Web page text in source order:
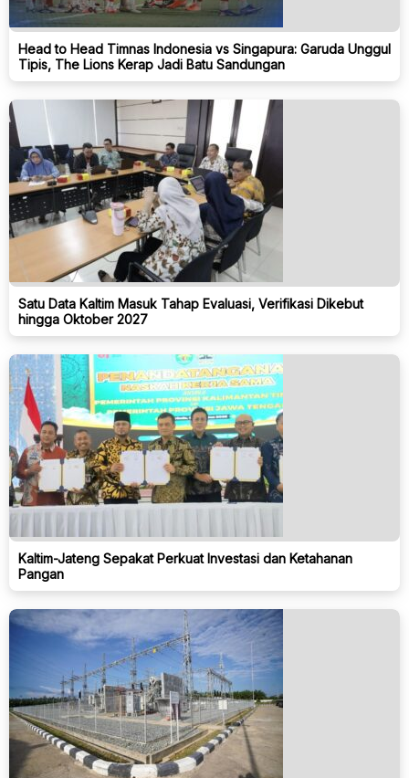
Head to Head Timnas Indonesia vs Singapura: Garuda Unggul
Tipis, The Lions Kerap Jadi Batu Sandungan
Satu Data Kaltim Masuk Tahap Evaluasi, Verifikasi Dikebut
hingga Oktober 2027
Kaltim-Jateng Sepakat Perkuat Investasi dan Ketahanan
Pangan